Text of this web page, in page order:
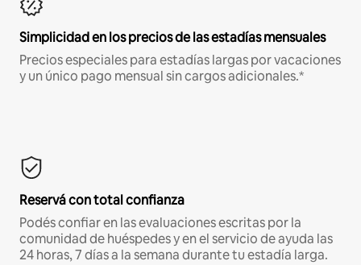
Simplicidad en los precios de las estadías mensuales
Precios especiales para estadías largas por vacaciones
y un único pago mensual sin cargos adicionales.*
Reservá con total confianza
Podés confiar en las evaluaciones escritas por la
comunidad de huéspedes y en el servicio de ayuda las
24 horas, 7 días a la semana durante tu estadía larga.